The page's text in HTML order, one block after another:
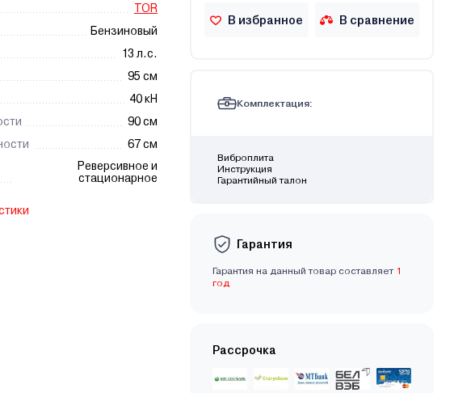
TOR
Бензиновый
13 л.с.
95 см
40 кН
90 см
67 см
Реверсивное и
стационарное
В избранное В сравнение
Комплектация:
Виброплита
Инструкция
Гарантийный талон
Гарантия
Гарантия на данный товар составляет 1
год
Рассрочка